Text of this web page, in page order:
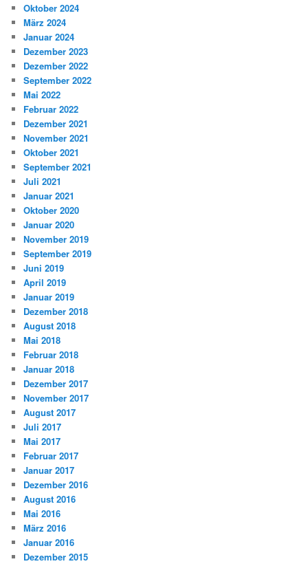
Oktober 2024
März 2024
Januar 2024
Dezember 2023
Dezember 2022
September 2022
Mai 2022
Februar 2022
Dezember 2021
November 2021
Oktober 2021
September 2021
Juli 2021
Januar 2021
Oktober 2020
Januar 2020
November 2019
September 2019
Juni 2019
April 2019
Januar 2019
Dezember 2018
August 2018
Mai 2018
Februar 2018
Januar 2018
Dezember 2017
November 2017
August 2017
Juli 2017
Mai 2017
Februar 2017
Januar 2017
Dezember 2016
August 2016
Mai 2016
März 2016
Januar 2016
Dezember 2015